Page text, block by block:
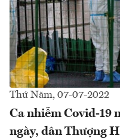
Thứ Năm, 07-07-2022
Ca nhiễm Covid-19
ngày, dân Thượng